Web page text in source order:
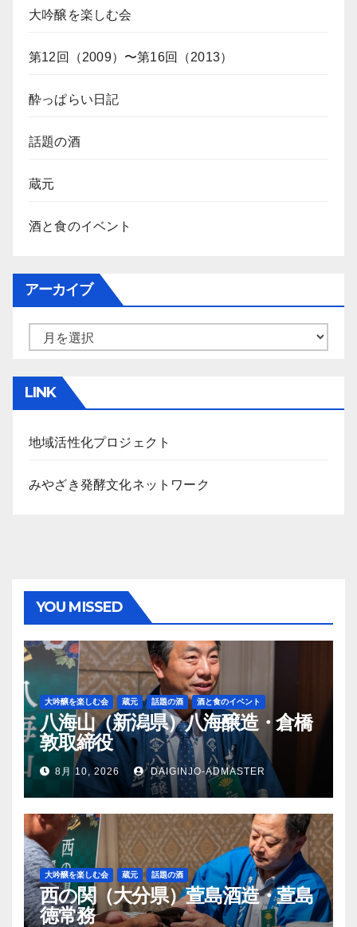
大吟醸を楽しむ会
第12回（2009）〜第16回（2013）
酔っぱらい日記
話題の酒
蔵元
酒と食のイベント
アーカイブ
LINK
地域活性化プロジェクト
みやざき発酵文化ネットワーク
YOU MISSED
大吟醸を楽しむ会 蔵元 話題の酒 酒と食のイベント
八海山（新潟県）八海醸造・倉橋
敦取締役
8月 10, 2026 DAIGINJO-ADMASTER
大吟醸を楽しむ会 蔵元 話題の酒
西の関（大分県）萱島酒造・萱島
徳常務